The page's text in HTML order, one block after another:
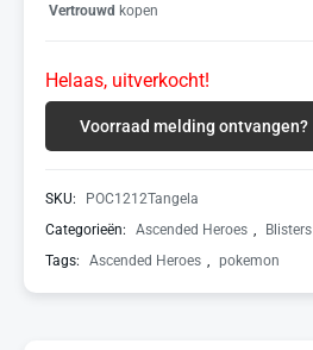
Vertrouwd kopen
Helaas, uitverkocht!
Voorraad melding ontvangen?
SKU:
POC1212Tangela
Categorieën:
Ascended Heroes Blisters
Tags:
Ascended Heroes pokemon